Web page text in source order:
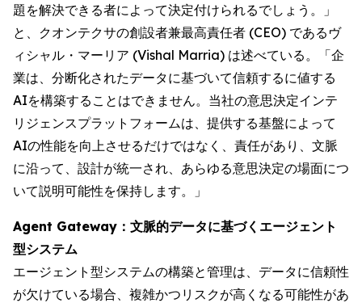
題を解決できる者によって決定付けられるでしょう。」
と、クオンテクサの創設者兼最高責任者 (CEO) であるヴ
ィシャル・マーリア (Vishal Marria) は述べている。「企
業は、分断化されたデータに基づいて信頼するに値する
AIを構築することはできません。当社の意思決定インテ
リジェンスプラットフォームは、提供する基盤によって
AIの性能を向上させるだけではなく、責任があり、文脈
に沿って、設計が統一され、あらゆる意思決定の場面につ
いて説明可能性を保持します。」
Agent Gateway：文脈的データに基づくエージェント
型システム
エージェント型システムの構築と管理は、データに信頼性
が欠けている場合、複雑かつリスクが高くなる可能性があ